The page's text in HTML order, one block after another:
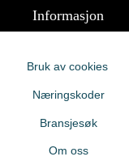
Informasjon
Bruk av cookies
Næringskoder
Bransjesøk
Om oss